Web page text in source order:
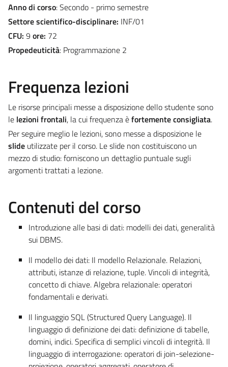
Anno di corso: Secondo - primo semestre
Settore scientifico-disciplinare: INF/01
CFU: 9 ore: 72
Propedeuticità: Programmazione 2
Frequenza lezioni
Le risorse principali messe a disposizione dello studente sono
le lezioni frontali, la cui frequenza èfortemente consigliata.
Per seguire meglio le lezioni, sono messe a disposizione le
slide utilizzate per il corso. Le slide non costituiscono un
mezzo di studio: forniscono un dettaglio puntuale sugli
argomenti trattati a lezione.
Contenuti del corso
Introduzione alle basi di dati: modelli dei dati, generalità
sui DBMS.
Il modello dei dati: Il modello Relazionale. Relazioni,
attributi, istanze di relazione, tuple. Vincoli di integrità,
concetto di chiave. Algebra relazionale: operatori
fondamentali e derivati.
Il linguaggio SQL (Structured Query Language). Il
linguaggio di definizione dei dati: definizione di tabelle,
domini, indici. Specifica di semplici vincoli di integrità. Il
linguaggio di interrogazione: operatori di join-selezione-